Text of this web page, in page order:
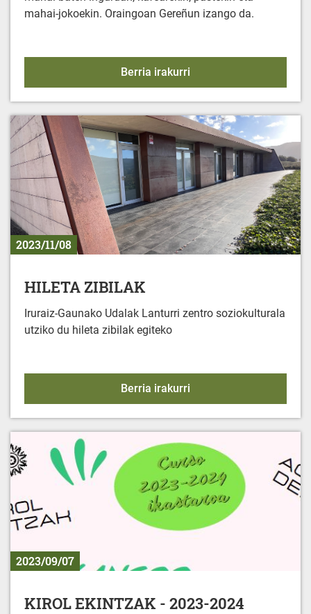
mahai-jokoekin. Oraingoan Gereñun izango da.
Berria irakurri
2023/11/08
HILETA ZIBILAK
Iruraiz-Gaunako Udalak Lanturri zentro soziokulturala
utziko du hileta zibilak egiteko
Berria irakurri
2023/09/07
KIROL EKINTZAK - 2023-2024